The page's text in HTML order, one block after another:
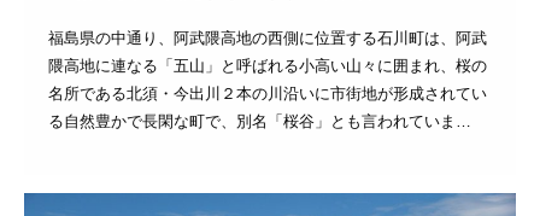
福島県の中通り、阿武隈高地の西側に位置する石川町は、阿武
隈高地に連なる「五山」と呼ばれる小高い山々に囲まれ、桜の
名所である北須・今出川２本の川沿いに市街地が形成されてい
る自然豊かで長閑な町で、別名「桜谷」とも言われていま…